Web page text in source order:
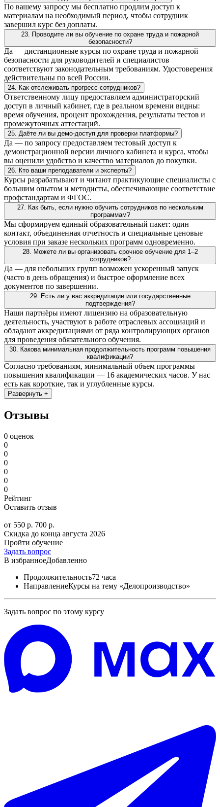
По вашему запросу мы бесплатно продлим доступ к
материалам на необходимый период, чтобы сотрудник
завершил курс без доплаты.
23. Проводите ли вы обучение по охране труда и пожарной
безопасности?
Да — дистанционные курсы по охране труда и пожарной
безопасности для руководителей и специалистов
соответствуют законодательным требованиям. Удостоверения
действительны по всей России.
24. Как отслеживать прогресс сотрудников?
Ответственному лицу предоставляем администраторский
доступ в личный кабинет, где в реальном времени видны:
время обучения, процент прохождения, результаты тестов и
промежуточных аттестаций.
25. Даёте ли вы демо-доступ для проверки платформы?
Да — по запросу предоставляем тестовый доступ к
демонстрационной версии личного кабинета и курса, чтобы
вы оценили удобство и качество материалов до покупки.
26. Кто ваши преподаватели и эксперты?
Курсы разрабатывают и читают практикующие специалисты с
большим опытом и методисты, обеспечивающие соответствие
профстандартам и ФГОС.
27. Как быть, если нужно обучить сотрудников по нескольким
программам?
Мы сформируем единый образовательный пакет: один
контакт, объединенная отчетность и специальные ценовые
условия при заказе нескольких программ одновременно.
28. Можете ли вы организовать срочное обучение для 1–2
сотрудников?
Да — для небольших групп возможен ускоренный запуск
(часто в день обращения) и быстрое оформление всех
документов по завершении.
29. Есть ли у вас аккредитации или государственные
подтверждения?
Наши партнёры имеют лицензию на образовательную
деятельность, участвуют в работе отраслевых ассоциаций и
обладают аккредитациями от ряда контролирующих органов
для проведения обязательного обучения.
30. Какова минимальная продолжительность программ повышения
квалификации?
Согласно требованиям, минимальный объем программы
повышения квалификации — 16 академических часов. У нас
есть как короткие, так и углубленные курсы.
Развернуть +
Отзывы
0 оценок
0
0
0
0
0
0
Рейтинг
Оставить отзыв
от 550 р. 700 р.
Скидка до конца августа 2026
Пройти обучение
Задать вопрос
В избранноеДобавленно
Продолжительность72 часа
НаправлениеКурсы на тему «Делопроизводство»
Задать вопрос по этому курсу